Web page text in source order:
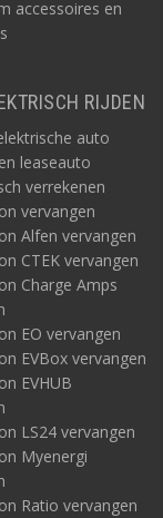
accessoires en
RIJDEN
auto
leaseauto
verrekenen
vervangen
Alfen vervangen
CTEK vervangen
Charge Amps
EO vervangen
EVBox vervangen
EVHUB
LS24 vervangen
Myenergi
Ratio vervangen